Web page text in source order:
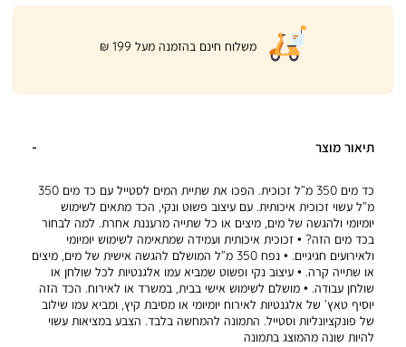
|
product
page
banner
משלוח חינם בהזמנה מעל 199 ₪
תיאור מוצר
כד מים 350 מ”ל זכוכית. הפכו את שתיית המים לסטייל עם כד מים 350
מ”ל עשוי זכוכית איכותית. עם עיצוב פשוט ונקי, הכד מתאים לשימוש
יומיומי ולהגשה של מים, מיצים או כל שתייה מרעננת אחרת. למה לבחור
בכד מים הזה? • זכוכית איכותית ועמידה שמתאימה לשימוש יומיומי
ולאירועים חגיגיים. • נפח 350 מ”ל המושלם להגשה אישית של מים, מיצים
או שתייה קרה. • עיצוב נקי ופשוט שמביא עמו אלגנטיות לכל שולחן או
שולחן עבודה. • מושלם לשימוש אישי בבית, במשרד או לאירוח. הכד הזה
יוסיף טאץ’ של אלגנטיות לאירוח יומיומי או מסיבת קיץ, ומביא עמו שילוב
של פונקציונליות וסטייל. התמונה להמחשה בלבד. הצבע במציאות עשוי
להיות שונה מהמוצג בתמונה